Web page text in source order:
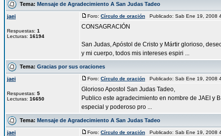
Tema: Mensaje de Agradecimiento A San Judas Tadeo
jaei
Respuestas: 1
Lecturas: 16194
Foro: Círculo de oración Publicado: Sab Ene 19,
CONSAGRACIÓN
San Judas, Apóstol de Cristo y Mártir glorioso,
y mi cuerpo, todos mis intereses espiri ...
Tema: Gracias por sus oraciones
jaei
Respuestas: 5
Lecturas: 16650
Foro: Círculo de oración Publicado: Sab Ene 19,
Glorioso Apostol San Judas Tadeo,
Publico este agradecimiento en nombre de JAEI y
especial y poderoso pro ...
Tema: Mensaje de Agradecimiento A San Judas Tadeo
jaei Foro: Círculo de oración Publicado: Sab Ene 19,